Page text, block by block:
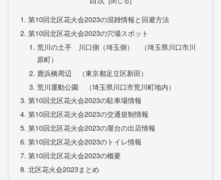
第10回北区花火会2023の混雑情報と回避方法
第10回北区花火会2023の穴場スポット
荒川の土手 川口側（埼玉側） （埼玉県川口市川
原町）
鹿浜橋周辺 （東京都足立区新田）
荒川運動公園 （埼玉県川口市荒川町地内）
第10回北区花火会2023の駐車場情報
第10回北区花火会2023の交通規制情報
第10回北区花火会2023の屋台の出店情報
第10回北区花火会2023のトイレ情報
第10回北区花火会2023の概要
北区花火会2023まとめ